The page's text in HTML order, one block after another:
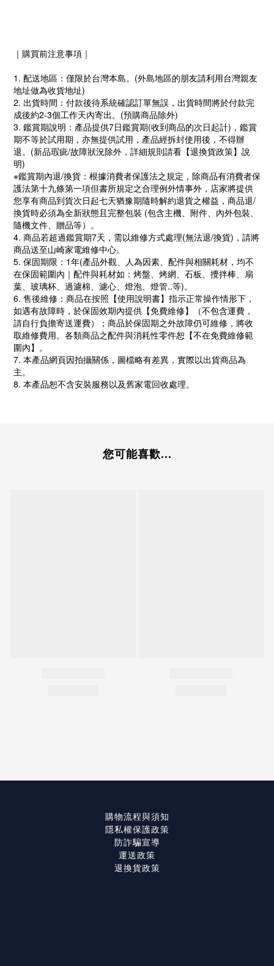
｜購買前注意事項｜
1. 配送地區：僅限於台灣本島。(外島地區的朋友請利用台灣親友
地址做為收貨地址)
2. 出貨時間：付款後待系統確認訂單無誤，出貨時間將於付款完
成後約2-3個工作天內寄出。(預購商品除外)
3. 鑑賞期說明：產品提供7日鑑賞期(收到商品的次日起計)，鑑賞
期不等於試用期，亦無提供試用，產品經拆封使用後，不得辦
退。(新品瑕疵/故障狀況除外，詳細規則請看【退換貨政策】說
明)
※鑑賞期內退/換貨：根據消費者保護法之規定，除商品有消費者保
護法第十九條第一項但書所規定之合理例外情事外，店家將提供
您享有商品到貨次日起七天猶豫期隨時解約退貨之權益，商品退/
換貨時必須為全新狀態且完整包裝 (包含主機、附件、內外包裝、
隨機文件、贈品等）。
4. 商品若超過鑑賞期7天，需以維修方式處理(無法退/換貨)，請將
商品送至山崎家電維修中心。
5. 保固期限：1年(產品外觀、人為因素、配件與相關耗材，均不
在保固範圍內｜配件與耗材如：烤盤、烤網、石板、攪拌棒、扇
葉、玻璃杯、過濾棉、濾心、燈泡、燈管..等)。
6. 售後維修：商品在按照【使用說明書】指示正常操作情形下，
如遇有故障時，於保固效期內提供【免費維修】（不包含運費，
請自行負擔寄送運費）；商品於保固期之外故障仍可維修，將收
取維修費用。各類商品之配件與消耗性零件恕【不在免費維修範
圍內】。
7. 本產品網頁因拍攝關係，圖檔略有差異，實際以出貨商品為
主。
8. 本產品恕不含安裝服務以及舊家電回收處理。
您可能喜歡...
購物流程與須知
隱私權保護政策
防詐騙宣導
運送政策
退換貨政策